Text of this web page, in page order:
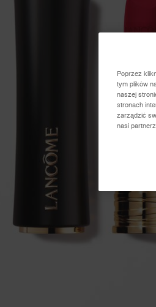
Poprzez
tym plików
naszej
stronach
zarządzić
nasi